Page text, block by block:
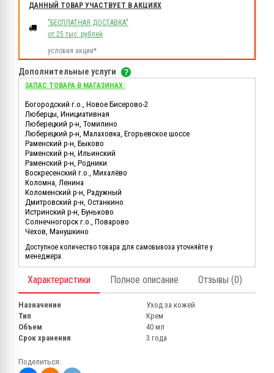
ДАННЫЙ ТОВАР УЧАСТВУЕТ В АКЦИЯХ
"БЕСПЛАТНАЯ ДОСТАВКА"
от 25 тыс. рублей
условия акции*
Дополнительные услуги
ЗАПАС ТОВАРА В МАГАЗИНАХ:
Богородский г.о., Новое Бисерово-2
Люберцы, Инициативная
Люберецкий р-н, Томилино
Люберецкий р-н, Малаховка, Егорьевское шоссе
Раменский р-н, Быково
Раменский р-н, Ильинский
Раменский р-н, Родники
Воскресенский г.о., Михалёво
Коломна, Ленина
Коломенский р-н, Радужный
Дмитровский р-н, Останкино
Истринский р-н, Буньково
Солнечногорск г.о., Поварово
Чехов, Манушкино
Доступное количество товара для самовывоза уточняйте у
менеджера.
Характеристики Полное описание Отзывы (0)
Назначение
Уход за кожей
Тип
Крем
Объем
40 мл
Срок хранения
3 года
Поделиться: